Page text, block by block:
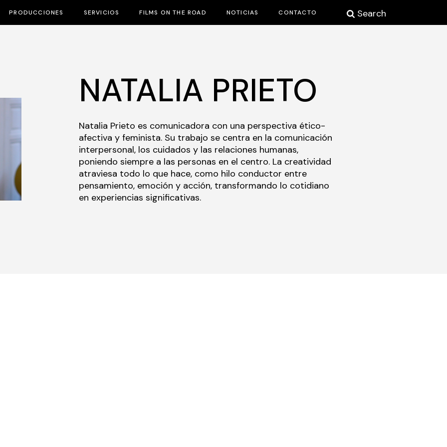
PRODUCCIONES SERVICIOS FILMS ON THE ROAD NOTICIAS CONTACTO Search
NATALIA PRIETO
Natalia Prieto es comunicadora con una perspectiva ético-
afectiva y feminista. Su trabajo se centra en la comunicación
interpersonal, los cuidados y las relaciones humanas,
poniendo siempre a las personas en el centro. La creatividad
atraviesa todo lo que hace, como hilo conductor entre
pensamiento, emoción y acción, transformando lo cotidiano
en experiencias significativas.